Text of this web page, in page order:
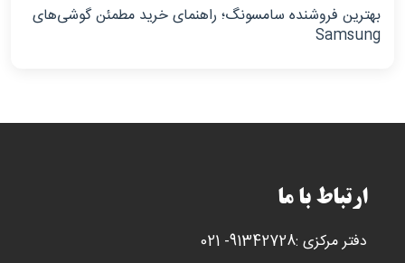
بهترین فروشنده سامسونگ؛ راهنمای خرید مطمئن گوشی‌های
Samsung
ارتباط با ما
دفتر مرکزی :91342728- 021